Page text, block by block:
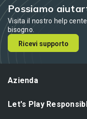
Possiamo
Visita il nostro help
bisogno.
Ricevi supporto
Azienda
Let's Play